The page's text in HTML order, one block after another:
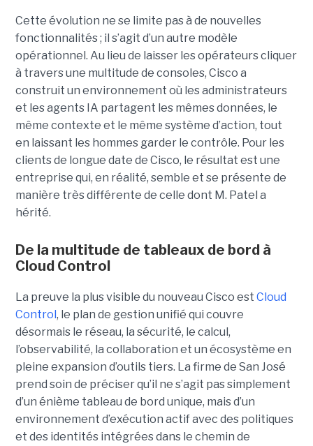
Cette évolution ne se limite pas à de nouvelles
fonctionnalités ; il s’agit d’un autre modèle
opérationnel. Au lieu de laisser les opérateurs cliquer
à travers une multitude de consoles, Cisco a
construit un environnement où les administrateurs
et les agents IA partagent les mêmes données, le
même contexte et le même système d’action, tout
en laissant les hommes garder le contrôle. Pour les
clients de longue date de Cisco, le résultat est une
entreprise qui, en réalité, semble et se présente de
manière très différente de celle dont M. Patel a
hérité.
De la multitude de tableaux de bord à
Cloud Control
La preuve la plus visible du nouveau Cisco est Cloud
Control, le plan de gestion unifié qui couvre
désormais le réseau, la sécurité, le calcul,
l’observabilité, la collaboration et un écosystème en
pleine expansion d’outils tiers. La firme de San José
prend soin de préciser qu’il ne s’agit pas simplement
d’un énième tableau de bord unique, mais d’un
environnement d’exécution actif avec des politiques
et des identités intégrées dans le chemin de